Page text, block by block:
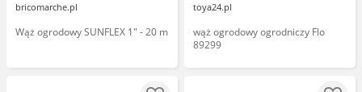
bricomarche.pl
Wąż ogrodowy SUNFLEX 1" - 20 m
toya24.pl
wąż ogrodowy ogrodniczy Flo
89299